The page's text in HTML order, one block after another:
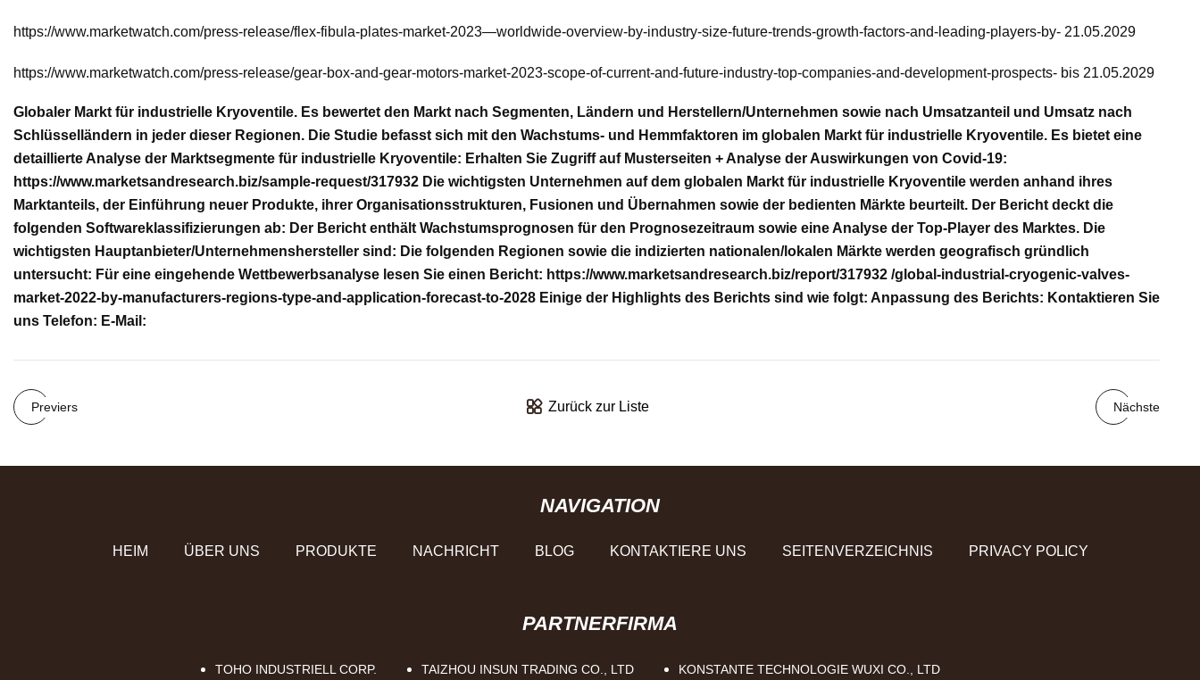
https://www.marketwatch.com/press-release/flex-fibula-plates-market-2023—worldwide-overview-by-industry-size-future-trends-growth-factors-and-leading-players-by- 21.05.2029
https://www.marketwatch.com/press-release/gear-box-and-gear-motors-market-2023-scope-of-current-and-future-industry-top-companies-and-development-prospects- bis 21.05.2029
Globaler Markt für industrielle Kryoventile. Es bewertet den Markt nach Segmenten, Ländern und Herstellern/Unternehmen sowie nach Umsatzanteil und Umsatz nach
Schlüsselländern in jeder dieser Regionen. Die Studie befasst sich mit den Wachstums- und Hemmfaktoren im globalen Markt für industrielle Kryoventile. Es bietet eine
detaillierte Analyse der Marktsegmente für industrielle Kryoventile: Erhalten Sie Zugriff auf Musterseiten + Analyse der Auswirkungen von Covid-19:
https://www.marketsandresearch.biz/sample-request/317932 Die wichtigsten Unternehmen auf dem globalen Markt für industrielle Kryoventile werden anhand ihres
Marktanteils, der Einführung neuer Produkte, ihrer Organisationsstrukturen, Fusionen und Übernahmen sowie der bedienten Märkte beurteilt. Der Bericht deckt die
folgenden Softwareklassifizierungen ab: Der Bericht enthält Wachstumsprognosen für den Prognosezeitraum sowie eine Analyse der Top-Player des Marktes. Die
wichtigsten Hauptanbieter/Unternehmenshersteller sind: Die folgenden Regionen sowie die indizierten nationalen/lokalen Märkte werden geografisch gründlich
untersucht: Für eine eingehende Wettbewerbsanalyse lesen Sie einen Bericht: https://www.marketsandresearch.biz/report/317932 /global-industrial-cryogenic-valves-
market-2022-by-manufacturers-regions-type-and-application-forecast-to-2028 Einige der Highlights des Berichts sind wie folgt: Anpassung des Berichts: Kontaktieren Sie
uns Telefon: E-Mail:
Previers Zurück zur Liste Nächste
NAVIGATION
HEIM ÜBER UNS PRODUKTE NACHRICHT BLOG KONTAKTIERE UNS SEITENVERZEICHNIS PRIVACY POLICY
PARTNERFIRMA
TOHO INDUSTRIELL CORP. TAIZHOU INSUN TRADING CO., LTD KONSTANTE TECHNOLOGIE WUXI CO., LTD